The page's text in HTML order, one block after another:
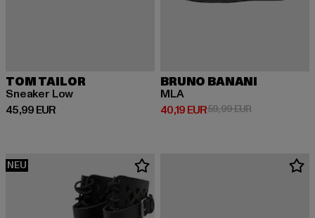
TOM TAILOR
Sneaker Low
45,99 EUR
Derzeitiger Preis: 45,99 EUR
BRUNO BANANI
MLA
40,19 EUR
Derzeitiger Preis: 40,19 EUR
59,99 EURAktionspreis:
NEU